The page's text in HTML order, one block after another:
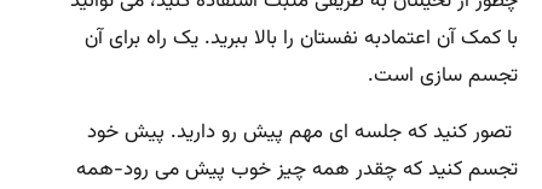
با کمک آن اعتمادبه نفستان را بالا ببرید. یک راه برای آن
تجسم سازی است.
تصور کنید که جلسه ای مهم پیش رو دارید. پیش خود
تجسم کنید که چقدر همه چیز خوب پیش می رود-همه